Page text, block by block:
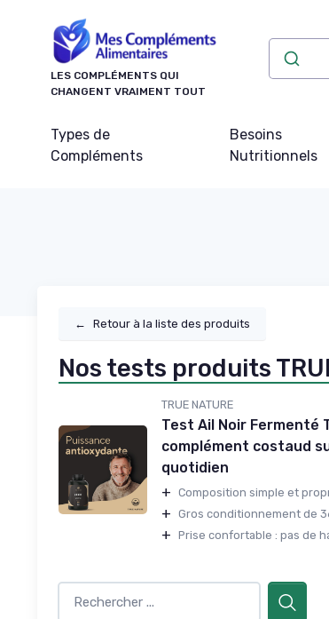
LES COMPLÉMENTS QUI
CHANGENT VRAIMENT TOUT
Types de
Compléments
Besoins
Nutritionnels
← Retour à la liste des produits
Nos tests produits
TRUE NATURE
Test Ail Noir Fermenté
complément costaud
quotidien
+ Composition simple et
+ Gros conditionnement de
+ Prise confortable : pas de